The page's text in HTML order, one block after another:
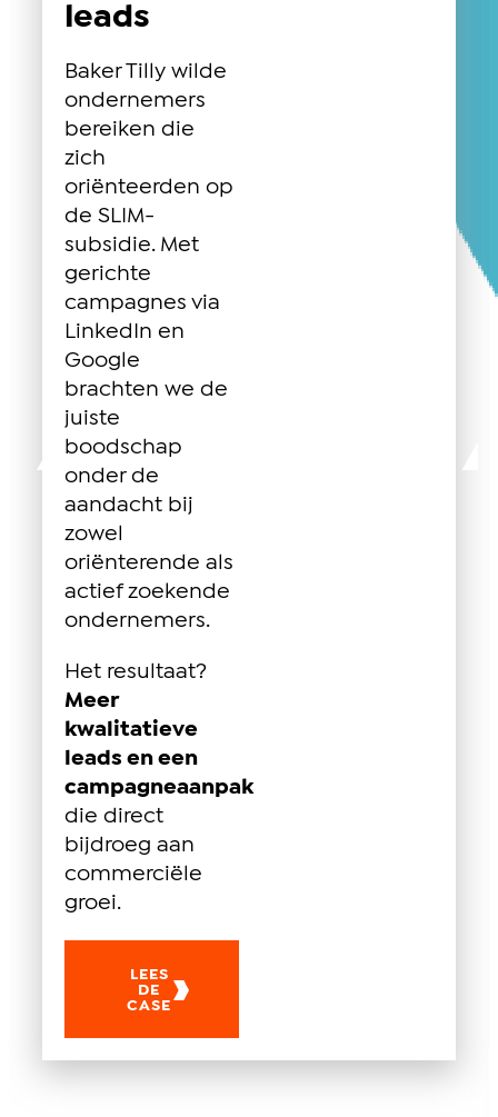
leads
Baker Tilly wilde
ondernemers
bereiken die
zich
oriënteerden op
de SLIM-
subsidie. Met
gerichte
campagnes via
LinkedIn en
Google
brachten we de
juiste
boodschap
onder de
aandacht bij
zowel
oriënterende als
actief zoekende
ondernemers.
Het resultaat?
Meer
kwalitatieve
leads en een
campagneaanpak
die direct
bijdroeg aan
commerciële
groei.
LEES
DE
CASE